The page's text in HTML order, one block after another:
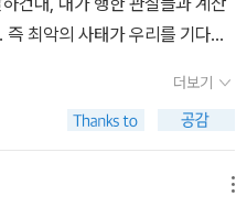
최악의 사태가 우리를 기다리
언했고, 이 예언은 그대로 이루
다. 오지 않는 누군가의 신호
말을 잇는다.' 세계는 2012년 1
반도의 볼룸에 해가 뜨는 시각
더보기